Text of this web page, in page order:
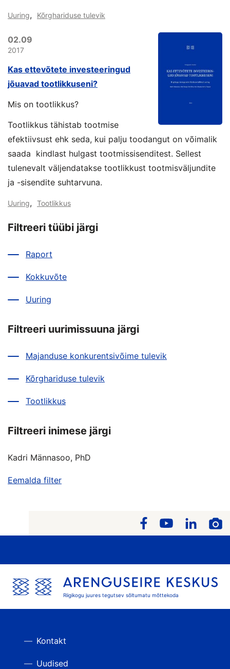
Uuring, Kõrghariduse tulevik
02.09
2017
Kas ettevõtete investeeringud
jõuavad tootlikkuseni?
Mis on tootlikkus?
Tootlikkus tähistab tootmise
efektiivsust ehk seda, kui palju toodangut on võimalik
saada kindlast hulgast tootmissisenditest. Sellest
tulenevalt väljendatakse tootlikkust tootmisväljundite
ja -sisendite suhtarvuna.
Uuring, Tootlikkus
Filtreeri tüübi järgi
Raport
Kokkuvõte
Uuring
Filtreeri uurimissuuna järgi
Majanduse konkurentsivõime tulevik
Kõrghariduse tulevik
Tootlikkus
Filtreeri inimese järgi
Kadri Männasoo, PhD
Eemalda filter
Riigikogu juures tegutsev sõltumatu mõttekoda
Kontakt
Uudised